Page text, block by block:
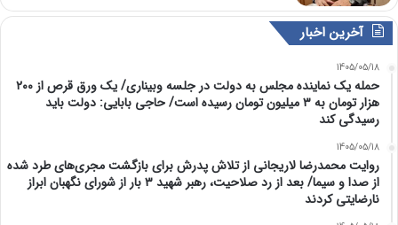
آخرین اخبار
1405/05/18
حمله یک نماینده مجلس به دولت در جلسه وبیناری/ یک ورق قرص از ۲۰۰
هزار تومان به ۳ میلیون تومان رسیده است/ حاجی بابایی: دولت باید
رسیدگی کند
1405/05/18
روایت محمدرضا لاریجانی از تلاش پدرش برای بازگشت مجری‌های طرد شده
از صدا و سیما/ بعد از رد صلاحیت، رهبر شهید ۳ بار از شورای نگهبان ابراز
نارضایتی کردند